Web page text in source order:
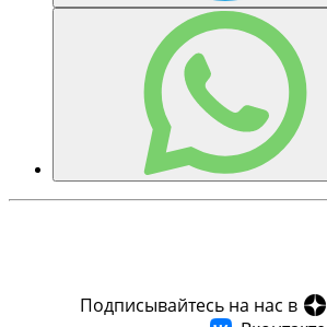
Подписывайтесь на нас в